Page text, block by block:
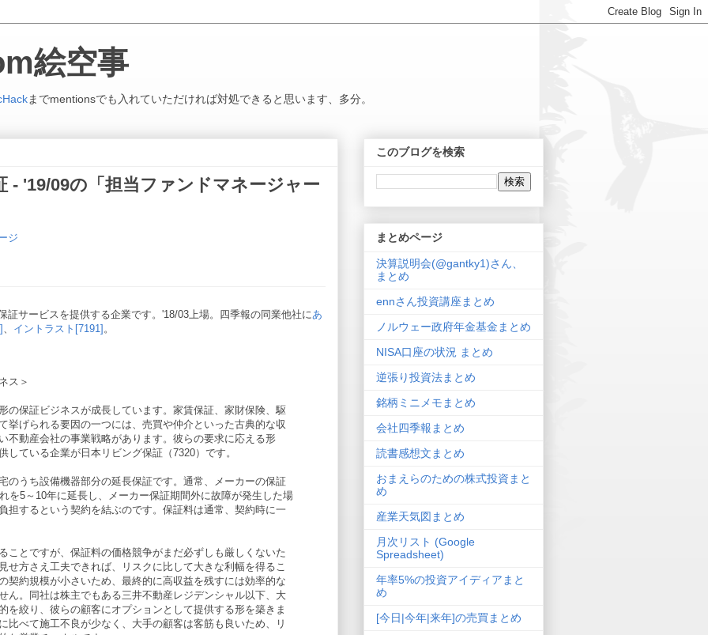
絵空事
までmentionsでも入れていただければ対処できると思います、多分。
- '19/09の「担当ファンドマネージャー
ジ
証サービスを提供する企業です。'18/03上場。四季報の同業他社にあ
、 イントラスト[7191] 。
ス＞
の保証ビジネスが成長しています。家賃保証、家財保険、駆
げられる要因の一つには、売買や仲介といった古典的な収
不動産会社の事業戦略があります。彼らの要求に応える形
している企業が日本リビング保証（7320）です。
のうち設備機器部分の延長保証です。通常、メーカーの保証
を5～10年に延長し、メーカー保証期間外に故障が発生した場
担するという契約を結ぶのです。保証料は通常、契約時に一
ことですが、保証料の価格競争がまだ必ずしも厳しくないた
せ方さえ工夫できれば、リスクに比して大きな利幅を得るこ
契約規模が小さいため、最終的に高収益を残すには効率的な
ん。同社は株主でもある三井不動産レジデンシャル以下、大
を絞り、彼らの顧客にオプションとして提供する形を築きま
比べて施工不良が少なく、大手の顧客は客筋も良いため、リ
このブログを検索
まとめページ
決算説明会(@gantky1)さん、
まとめ
ennさん投資講座まとめ
ノルウェー政府年金基金まとめ
NISA口座の状況 まとめ
逆張り投資法まとめ
銘柄ミニメモまとめ
会社四季報まとめ
読書感想文まとめ
おまえらのための株式投資まと
め
産業天気図まとめ
月次リスト (Google
Spreadsheet)
年率5%の投資アイディアまと
め
[今日|今年|来年]の売買まとめ